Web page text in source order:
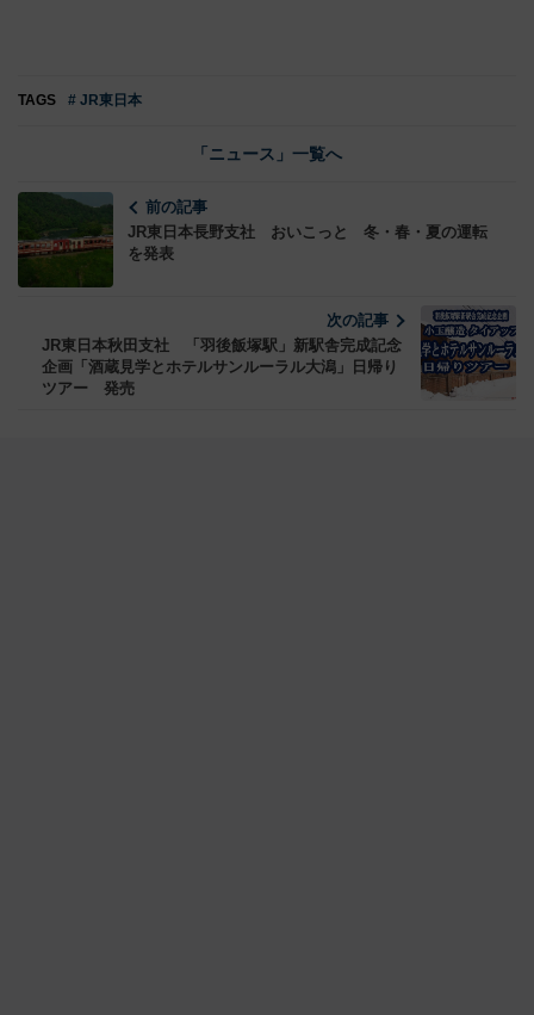
TAGS # JR東日本
「ニュース」一覧へ
前の記事
JR東日本長野支社 おいこっと 冬・春・夏の運転
を発表
次の記事
JR東日本秋田支社 「羽後飯塚駅」新駅舎完成記念
企画「酒蔵見学とホテルサンルーラル大潟」日帰り
ツアー 発売